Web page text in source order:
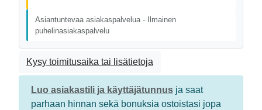
Asiantuntevaa asiakaspalvelua - Ilmainen
puhelinasiakaspalvelu
Kysy toimitusaika tai lisätietoja
Luo asiakastili ja käyttäjätunnus ja saat
parhaan hinnan sekä bonuksia ostoistasi jopa